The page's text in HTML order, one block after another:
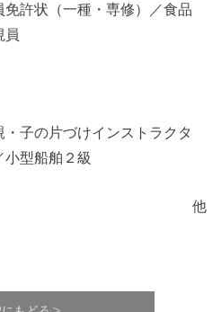
許状（一種・専修）／食品
員
子の片づけインストラクタ
小型船舶２級
他